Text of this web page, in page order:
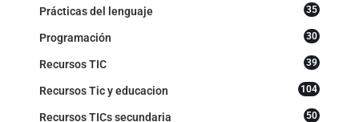
Prácticas del lenguaje 35
Programación 30
Recursos TIC 39
Recursos Tic y educacion 104
Recursos TICs secundaria 50